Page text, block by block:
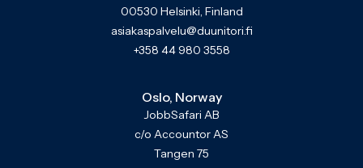
00530 Helsinki, Finland
asiakaspalvelu@duunitori.fi
+358 44 980 3558
Oslo, Norway
JobbSafari AB
c/o Accountor AS
Tangen 75